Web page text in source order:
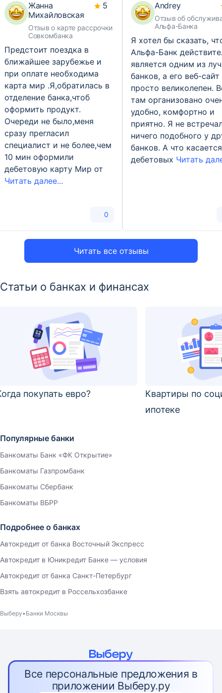
Читать все отзывы
Жанна
Михайловская
Отзыв о карте рассрочки
Совкомбанка
5
Предстоит поездка в
ближайшее зарубежье и
при оплате необходима
карта мир .Я,обратилась в
отделение банка,чтоб
оформить продукт.
Очереди не было,меня
сразу прегласил
специалист и не более,чем
10 мин оформили
дебетовую карту Мир от
Читать далее...
0
Andrey
Отзыв об
Альфа-Банка
Я хотел бы сказать,
Альфа-Банк
является одним из
банков, а его веб-сайт
просто великолепен.
там организовано
удобно, комфортно и
приятно. Я не
ничего подобного у
банков. А что касается
дебетовых Читать
Статьи о банках и финансах
покупать евро?
Квартиры по
ипотеке
Популярные банки
Банкоматы Банк «ФК Открытие»
Банкоматы Газпромбанк
Банкоматы Сбербанк
Банкоматы ВБРР
Подробнее о банках
Автокредит от банка Восточный Экспресс
Автокредит в Юникредит Банке — условия
Автокредит от банка Санкт-Петербург
Взять автокредит в Россельхозбанке
Выберу Банки Москвы
Все персональные предложения в
приложении Выберу.ру